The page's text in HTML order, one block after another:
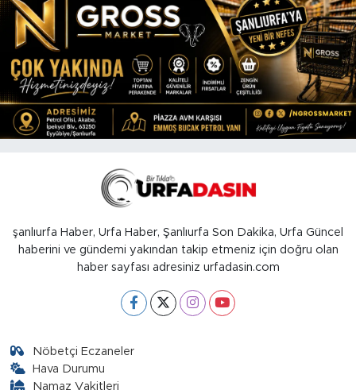
şanlıurfa Haber, Urfa Haber, Şanlıurfa Son Dakika, Urfa Güncel
haberini ve gündemi yakından takip etmeniz için doğru olan
haber sayfası adresiniz urfadasin.com
Nöbetçi Eczaneler
Hava Durumu
Namaz Vakitleri